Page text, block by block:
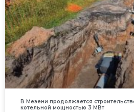
В Мезени продолжается
котельной мощностью 3 МВт